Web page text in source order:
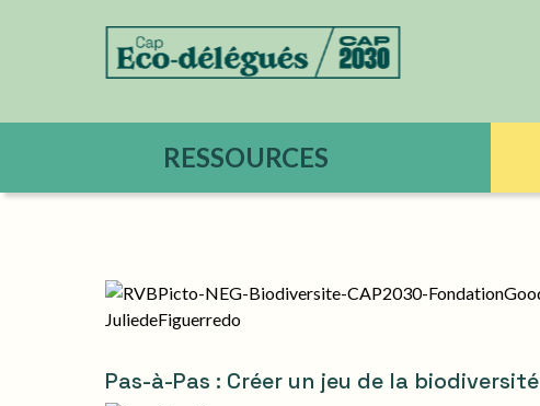
RESSOURCES
Pas-à-Pas : Créer un jeu de la biodiversité